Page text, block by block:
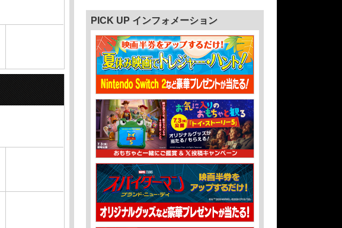
PICK UP インフォメーション